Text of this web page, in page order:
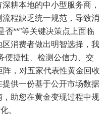
耕本地的中小型服务商，
程缺乏统一规范，导致消
否**”等关键决策点上面临
消费者做出明智选择，我
便捷性、检测公信力、交
阵，对五家代表性黄金回收
供一份基于公开市场数据
助您在黄金变现过程中规
。